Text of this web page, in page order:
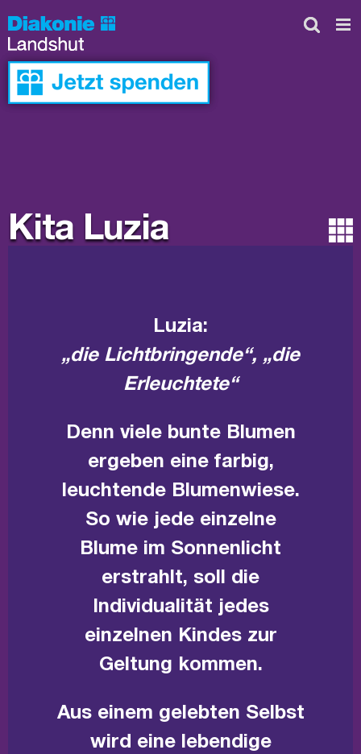
to
content
Kita Luzia
Luzia:
„die Lichtbringende“, „die
Erleuchtete“
Denn viele bunte Blumen
ergeben eine farbig,
leuchtende Blumenwiese.
So wie jede einzelne
Blume im Sonnenlicht
erstrahlt, soll die
Individualität jedes
einzelnen Kindes zur
Geltung kommen.
Aus einem gelebten Selbst
wird eine lebendige